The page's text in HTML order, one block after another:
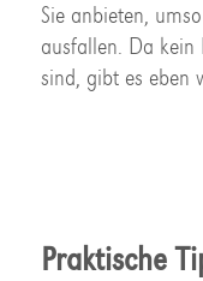
Sie anbieten,
ausfallen. Da kein
sind, gibt es eben
Praktische